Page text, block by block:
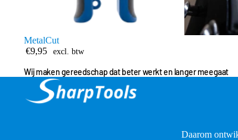
MetalCut
€9,95
excl. btw
Wij maken gereedschap dat beter werkt en langer meegaat
Daarom